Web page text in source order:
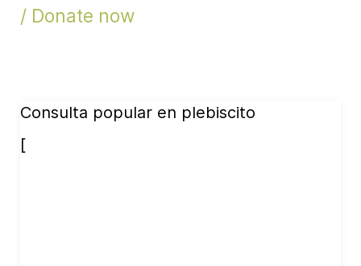
/ Donate now
Consulta popular en plebiscito
[